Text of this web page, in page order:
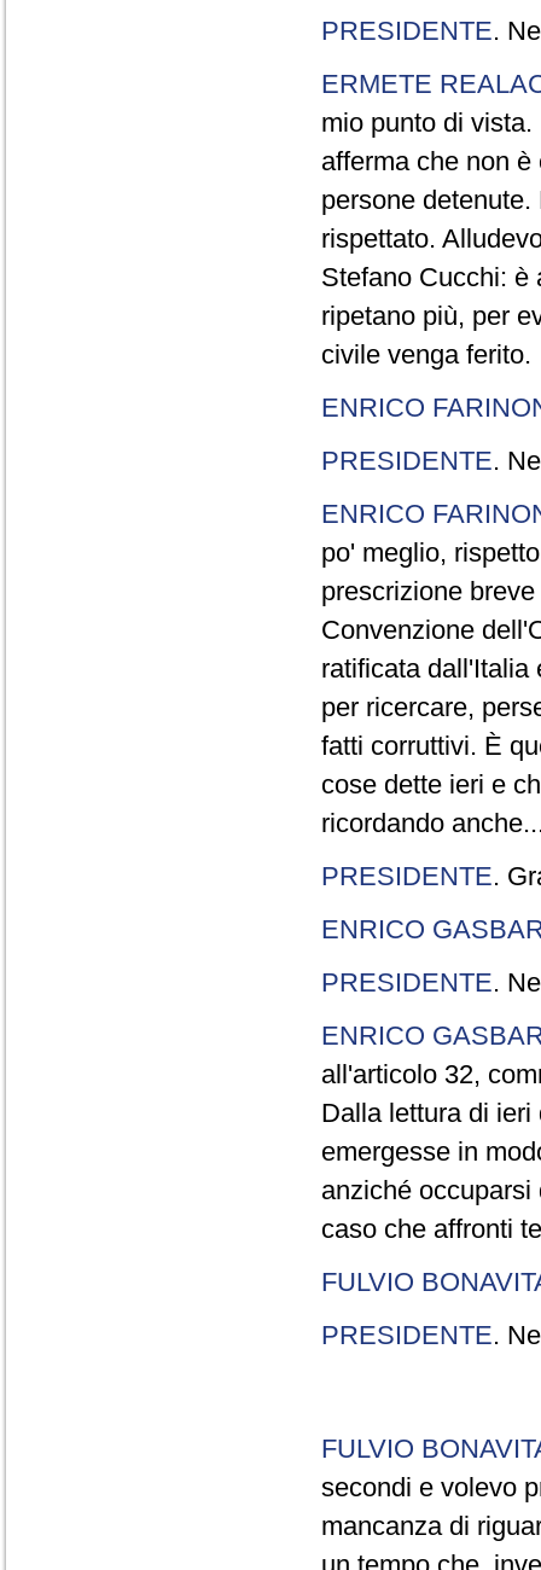
PRESIDENTE.
ERMETE
mio punto di
afferma che non
persone
rispettato.
Stefano Cucchi: è
ripetano più, per
civile venga ferito.
ENRICO
PRESIDENTE.
ENRICO
po' meglio,
prescrizione
Convenzione
ratificata dall'Italia
per ricercare,
fatti corruttivi. È
cose dette ieri e
ricordando
PRESIDENTE.
ENRICO
PRESIDENTE.
ENRICO
all'articolo 32,
Dalla lettura di
emergesse in
anziché
caso che affronti
FULVIO
PRESIDENTE.
FULVIO
secondi e volevo
mancanza di